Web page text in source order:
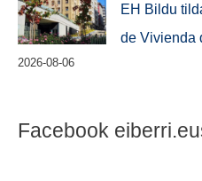
EH Bildu
de Vivienda
2026-08-06
Facebook